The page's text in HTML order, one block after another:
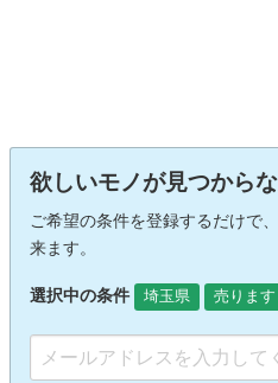
欲しいモノが見つから
ご希望の条件を登録するだけで
来ます。
選択中の条件 埼玉県 売りま